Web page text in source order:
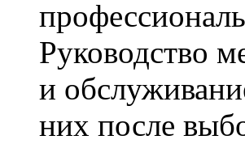
Руководство
и
них после